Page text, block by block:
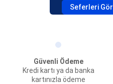
Seferleri Gör
Güvenli Ödeme
Kredi kartı ya da banka
kartınızla ödeme